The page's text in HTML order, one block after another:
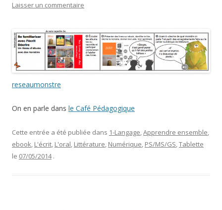
Laisser un commentaire
reseaumonstre
On en parle dans le Café Pédagogique
Cette entrée a été publiée dans 1-Langage,Apprendre ensemble,
ebook, L'écrit, L'oral, Littérature, Numérique, PS/MS/GS,Tablette
le 07/05/2014 .